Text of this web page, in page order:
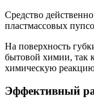
Средство
пластмассовых
На поверхность
бытовой химии, так
химическую
Эффективный